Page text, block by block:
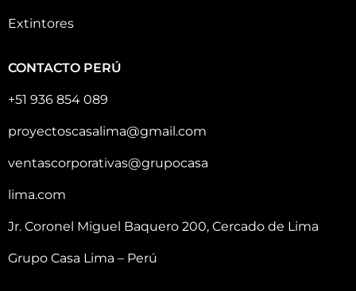
Extintores
CONTACTO PERÚ
+51 936 854 089
proyectoscasalima@gmail.com
ventascorporativas@grupocasa
lima.com
Jr. Coronel Miguel Baquero 200, Cercado de Lima
Grupo Casa Lima – Perú